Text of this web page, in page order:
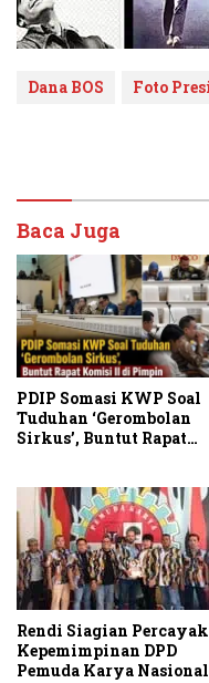
Dana BOS Foto
Baca Juga
PDIP Somasi KWP Soal
Tuduhan ‘Gerombolan
Sirkus’, Buntut Rapat
Rendi Siagian
Kepemimpinan DPD
Pemuda Karya Nasional